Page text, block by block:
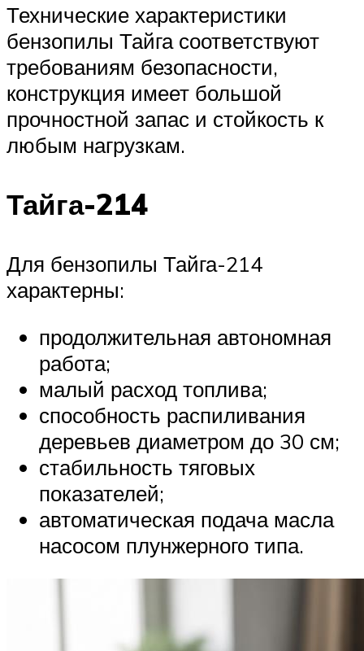
Технические характеристики
бензопилы Тайга соответствуют
требованиям безопасности,
конструкция имеет большой
прочностной запас и стойкость к
любым нагрузкам.
Тайга-214
Для бензопилы Тайга-214
характерны:
продолжительная автономная
работа;
малый расход топлива;
способность распиливания
деревьев диаметром до 30 см;
стабильность тяговых
показателей;
автоматическая подача масла
насосом плунжерного типа.